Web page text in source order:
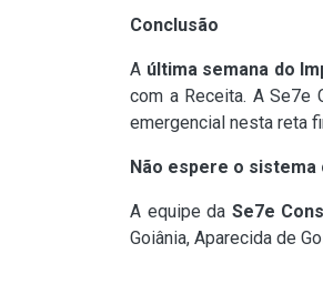
Conclusão
A última semana do
com a Receita. A Se7e
emergencial nesta reta
Não espere o
A equipe da Se7e
Goiânia, Aparecida de